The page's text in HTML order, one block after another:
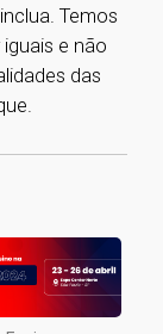
Temos
e não
das